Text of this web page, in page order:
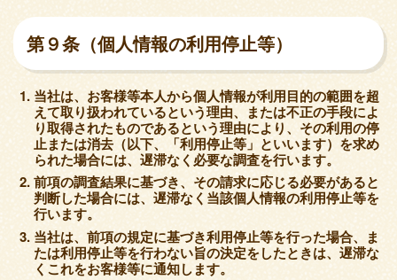
第９条（個人情報の利用停止等）
当社は、お客様等本人から個人情報が利用目的の範囲を超
えて取り扱われているという理由、または不正の手段によ
り取得されたものであるという理由により、その利用の停
止または消去（以下、「利用停止等」といいます）を求め
られた場合には、遅滞なく必要な調査を行います。
前項の調査結果に基づき、その請求に応じる必要があると
判断した場合には、遅滞なく当該個人情報の利用停止等を
行います。
当社は、前項の規定に基づき利用停止等を行った場合、ま
たは利用停止等を行わない旨の決定をしたときは、遅滞な
くこれをお客様等に通知します。